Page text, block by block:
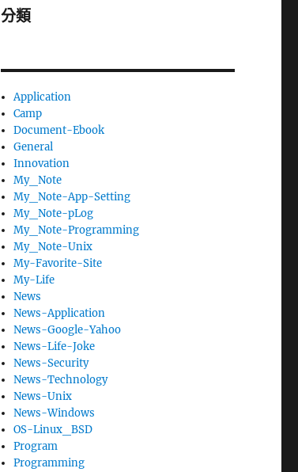
分類
Application
Camp
Document-Ebook
General
Innovation
My_Note
My_Note-App-Setting
My_Note-pLog
My_Note-Programming
My_Note-Unix
My-Favorite-Site
My-Life
News
News-Application
News-Google-Yahoo
News-Life-Joke
News-Security
News-Technology
News-Unix
News-Windows
OS-Linux_BSD
Program
Programming